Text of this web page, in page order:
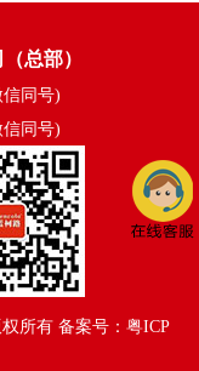
总部）
信同号)
信同号)
所有 备案号：粤ICP